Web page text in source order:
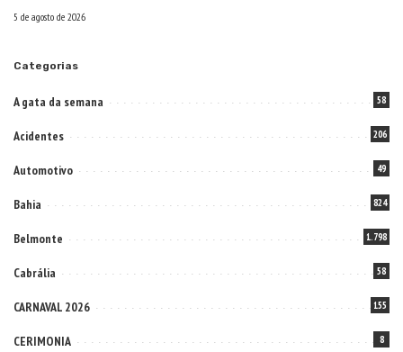
5 de agosto de 2026
Categorias
A gata da semana 58
Acidentes 206
Automotivo 49
Bahia 824
Belmonte 1.798
Cabrália 58
CARNAVAL 2026 155
CERIMONIA 8